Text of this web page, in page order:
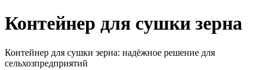
Контейнер для сушки зерна
Контейнер для сушки зерна: надёжное решение для
сельхозпредприятий